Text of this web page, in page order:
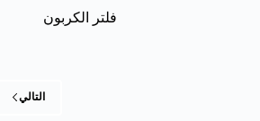
فلتر الكربون
التالي